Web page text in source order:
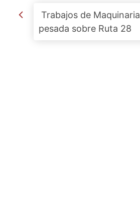
Post navigation
Trabajos de Maquinaria
pesada sobre Ruta 28